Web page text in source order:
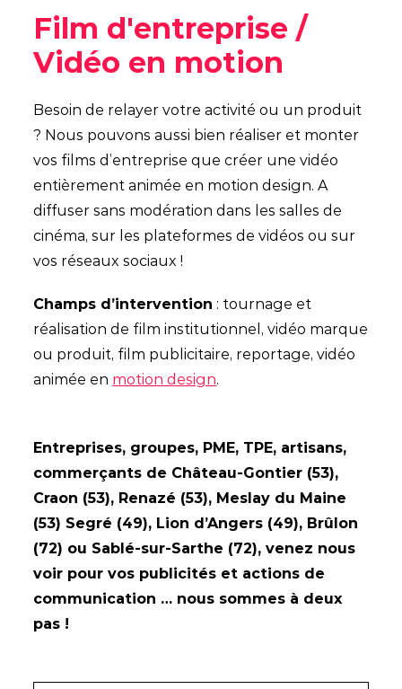
Film d'entreprise /
Vidéo en motion
Besoin de relayer votre activité ou un produit
? Nous pouvons aussi bien réaliser et monter
vos films d’entreprise que créer une vidéo
entièrement animée en motion design. A
diffuser sans modération dans les salles de
cinéma, sur les plateformes de vidéos ou sur
vos réseaux sociaux !
Champs d’intervention : tournage et
réalisation de film institutionnel, vidéo marque
ou produit, film publicitaire, reportage, vidéo
animée en motion design.
Entreprises, groupes, PME, TPE, artisans,
commerçants de Château-Gontier (53),
Craon (53), Renazé (53), Meslay du Maine
(53) Segré (49), Lion d’Angers (49), Brûlon
(72) ou Sablé-sur-Sarthe (72), venez nous
voir pour vos publicités et actions de
communication … nous sommes à deux
pas !